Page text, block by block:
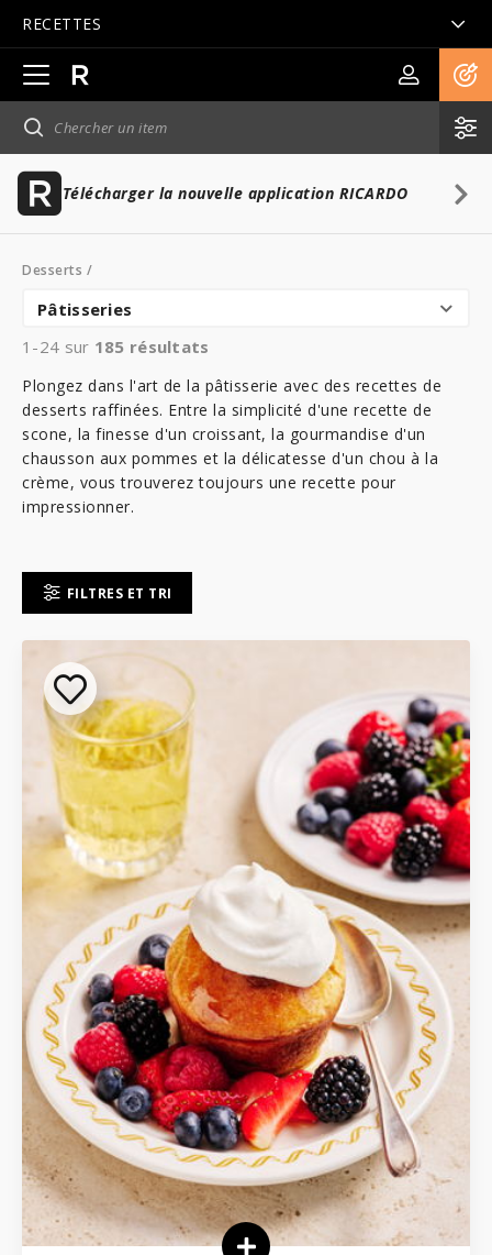
RECETTES
Ouvrir
la
navigation
principale
Télécharger la nouvelle application RICARDO
Desserts /
Pâtisseries
1-24 sur 185 résultats
Plongez dans l'art de la pâtisserie avec des recettes de
desserts raffinées. Entre la simplicité d'une recette de
scone, la finesse d'un croissant, la gourmandise d'un
chausson aux pommes et la délicatesse d'un chou à la
crème, vous trouverez toujours une recette pour
impressionner.
FILTRES ET TRI